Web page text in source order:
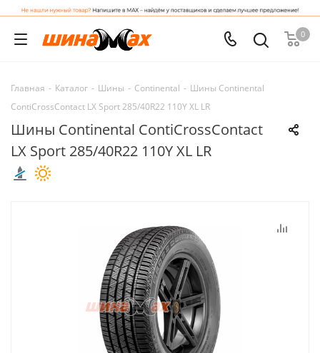
0
Главная - Каталог - Шины - Continental - Шины Continental
ContiCrossContact LX Sport 285/40R22 110Y XL LR
Шины Continental ContiCrossContact
LX Sport 285/40R22 110Y XL LR